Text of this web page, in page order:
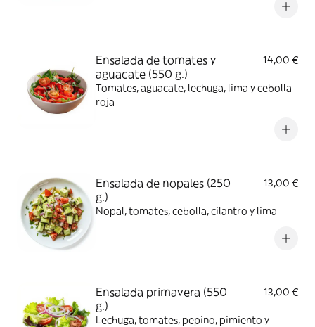
Ensalada de tomates y
aguacate (550 g.)
14,00 €
Tomates, aguacate, lechuga, lima y cebolla
roja
Ensalada de nopales (250
g.)
13,00 €
Nopal, tomates, cebolla, cilantro y lima
Ensalada primavera (550
g.)
13,00 €
Lechuga, tomates, pepino, pimiento y